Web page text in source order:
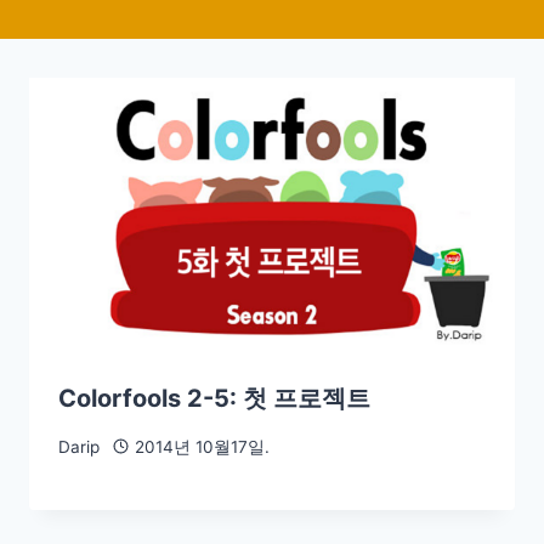
Colorfools 2-5: 첫 프로젝트
Darip 2014년 10월17일.